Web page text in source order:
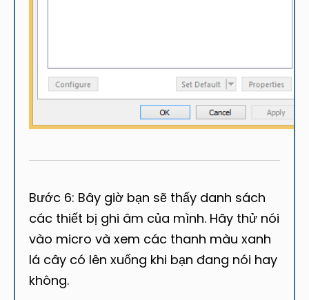
Bước 6: Bây giờ bạn sẽ thấy danh sách
các thiết bị ghi âm của mình. Hãy thử nói
vào micro và xem các thanh màu xanh
lá cây có lên xuống khi bạn đang nói hay
không.